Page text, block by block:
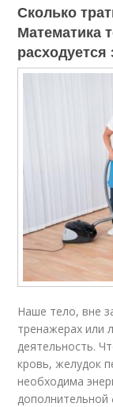
Сколько
Математика
расходуется
Наше тело, вне
тренажерах или
деятельность.
кровь, желудок
необходима
дополнительной